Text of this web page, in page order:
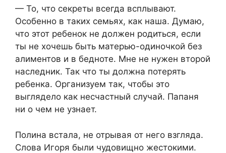
— То, что секреты всегда всплывают.
Особенно в таких семьях, как наша. Думаю,
что этот ребенок не должен родиться, если
ты не хочешь быть матерью-одиночкой без
алиментов и в бедноте. Мне не нужен второй
наследник. Так что ты должна потерять
ребенка. Организуем так, чтобы это
выглядело как несчастный случай. Папаня
ни о чем не узнает.
Полина встала, не отрывая от него взгляда.
Слова Игоря были чудовищно жестокими.